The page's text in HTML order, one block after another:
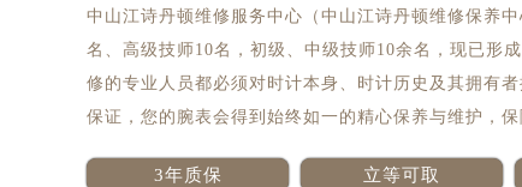
中山江诗丹顿维修服务中心（中山江诗丹顿维修保养
名、高级技师10名，初级、中级技师10余名，现已形
修的专业人员都必须对时计本身、时计历史及其拥有
保证，您的腕表会得到始终如一的精心保养与维护，
3年质保 立等可取